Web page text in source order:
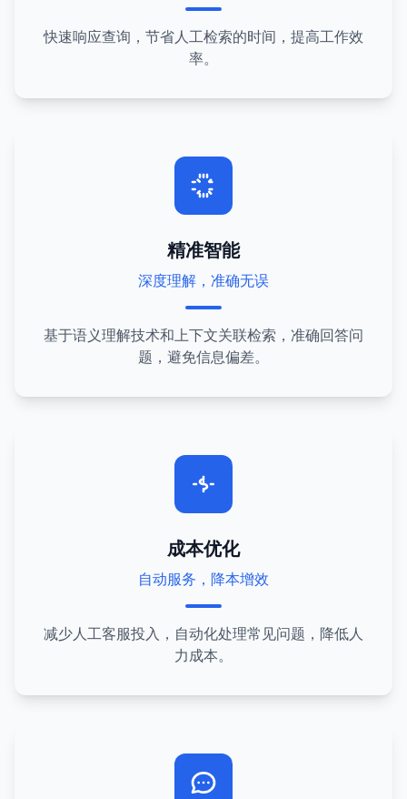
快速响应查询，节省人工检索的时间，提高工作效
率。
精准智能
深度理解，准确无误
基于语义理解技术和上下文关联检索，准确回答问
题，避免信息偏差。
成本优化
自动服务，降本增效
减少人工客服投入，自动化处理常见问题，降低人
力成本。